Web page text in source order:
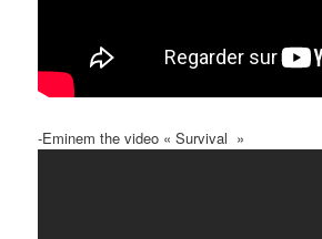
-Eminem the video « Survival »